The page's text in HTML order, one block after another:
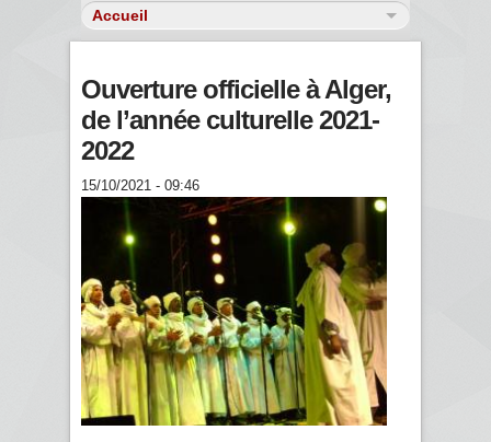
Ouverture officielle à Alger,
de l’année culturelle 2021-
2022
15/10/2021 - 09:46